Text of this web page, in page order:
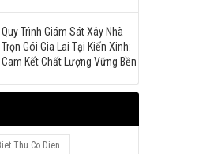
Quy Trình Giám Sát Xây Nhà
Trọn Gói Gia Lai Tại Kiến Xinh:
Cam Kết Chất Lượng Vững Bền
Thu Co Dien